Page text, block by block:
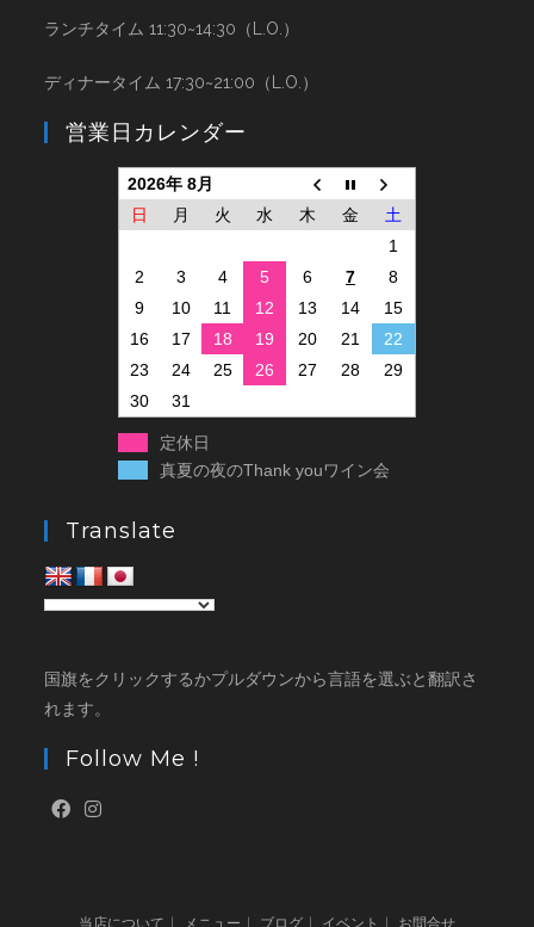
ランチタイム 11:30~14:30（L.O.）
ディナータイム 17:30~21:00（L.O.）
営業日カレンダー
2026年 8月
日
月 火 水 木 金
土
1
2
3 4 5 6 7
8
9
10 11 12 13 14
15
16
17 18 19 20 21
22
23
24 25 26 27 28
29
30
31
定休日
真夏の夜のThank youワイン会
Translate
国旗をクリックするかプルダウンから言語を選ぶと翻訳さ
れます。
Follow Me !
当店について メニュー ブログ イベント お問合せ